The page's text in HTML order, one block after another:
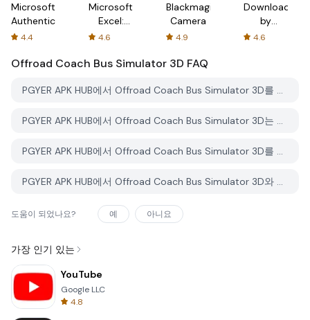
Microsoft
Authenticator
4.4
Microsoft
Excel:
Spreadsheets
4.6
Blackmagic
Camera
4.9
Downloader
by
AFTVnews
4.6
Offroad Coach Bus Simulator 3D FAQ
PGYER APK HUB에서 Offroad Coach Bus Simulator 3D를 다운로드하는 방법은 무엇인가요?
PGYER APK HUB에서 Offroad Coach Bus Simulator 3D는 무료로 다운로드할 수 있나요?
PGYER APK HUB에서 Offroad Coach Bus Simulator 3D를 다운로드하려면 계정이 필요한가요?
PGYER APK HUB에서 Offroad Coach Bus Simulator 3D와 관련된 문제를 신고하는 방법은 무엇인가요?
도움이 되었나요? 예 아니요
가장 인기 있는
YouTube
Google LLC
4.8